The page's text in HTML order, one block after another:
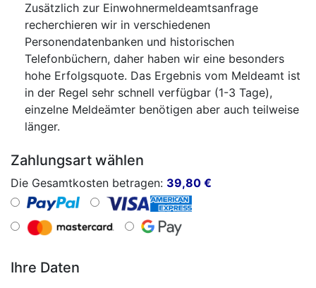
Zusätzlich zur Einwohnermeldeamtsanfrage
recherchieren wir in verschiedenen
Personendatenbanken und historischen
Telefonbüchern, daher haben wir eine besonders
hohe Erfolgsquote. Das Ergebnis vom Meldeamt ist
in der Regel sehr schnell verfügbar (1-3 Tage),
einzelne Meldeämter benötigen aber auch teilweise
länger.
Zahlungsart wählen
Die Gesamtkosten betragen: 39,80 €
Ihre Daten